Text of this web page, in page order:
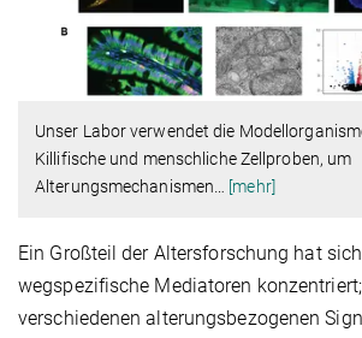
Unser Labor verwendet die
Killifische und menschliche Zellproben, um
Alterungsmechanismen… [mehr]
Ein Großteil der Altersforschung hat
wegspezifische Mediatoren
verschiedenen alterungsbezogenen